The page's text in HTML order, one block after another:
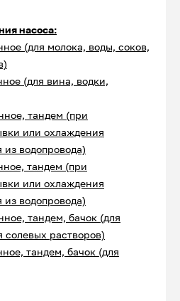
насоса:
(для молока, воды, соков,
(для вина, водки,
тандем (при
или охлаждения
из водопровода)
тандем (при
или охлаждения
из водопровода)
тандем, бачок (для
солевых растворов)
тандем, бачок (для